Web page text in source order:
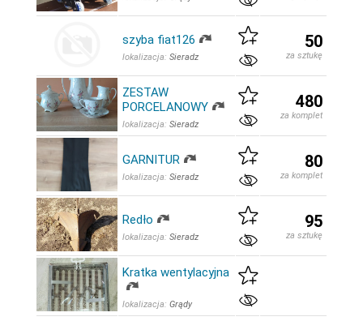
szyba fiat126
lokalizacja: Sieradz
50
za sztukę
ZESTAW
PORCELANOWY
lokalizacja: Sieradz
480
za komplet
GARNITUR
lokalizacja: Sieradz
80
za komplet
Redło
lokalizacja: Sieradz
95
za sztukę
Kratka wentylacyjna
lokalizacja: Grądy